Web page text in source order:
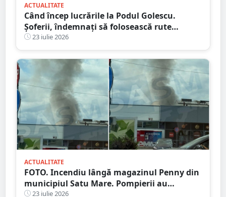
ACTUALITATE
Când încep lucrările la Podul Golescu.
Șoferii, îndemnați să folosească rute
alternative
23 iulie 2026
ACTUALITATE
FOTO. Incendiu lângă magazinul Penny din
municipiul Satu Mare. Pompierii au
intervenit rapid
23 iulie 2026